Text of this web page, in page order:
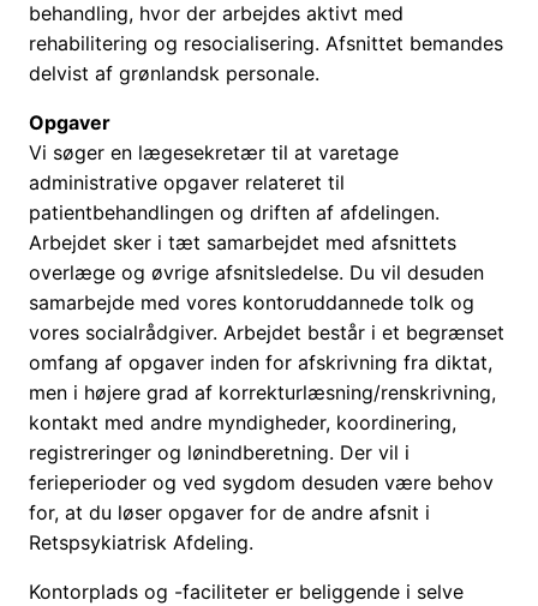
behandling, hvor der arbejdes aktivt med
rehabilitering og resocialisering. Afsnittet bemandes
delvist af grønlandsk personale.
Opgaver
Vi søger en lægesekretær til at varetage
administrative opgaver relateret til
patientbehandlingen og driften af afdelingen.
Arbejdet sker i tæt samarbejdet med afsnittets
overlæge og øvrige afsnitsledelse. Du vil desuden
samarbejde med vores kontoruddannede tolk og
vores socialrådgiver. Arbejdet består i et begrænset
omfang af opgaver inden for afskrivning fra diktat,
men i højere grad af korrekturlæsning/renskrivning,
kontakt med andre myndigheder, koordinering,
registreringer og lønindberetning. Der vil i
ferieperioder og ved sygdom desuden være behov
for, at du løser opgaver for de andre afsnit i
Retspsykiatrisk Afdeling.
Kontorplads og -faciliteter er beliggende i selve